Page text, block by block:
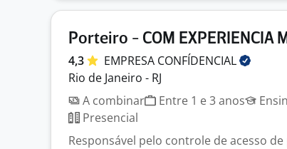
Porteiro - COM EXPERIENCIA
4,3 EMPRESA CONFÍDENCIAL
Rio de Janeiro - RJ
A combinar
Entre 1 e 3 anos
Presencial
Responsável pelo controle de acesso